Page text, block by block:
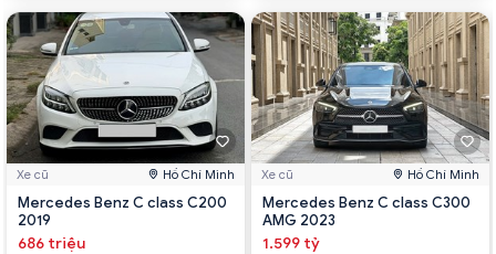
Xe cũ Hồ Chí Minh
Mercedes Benz C class C200
2019
686 triệu
Xe cũ Hồ Chí Minh
Mercedes Benz C class C300
AMG 2023
1.599 tỷ